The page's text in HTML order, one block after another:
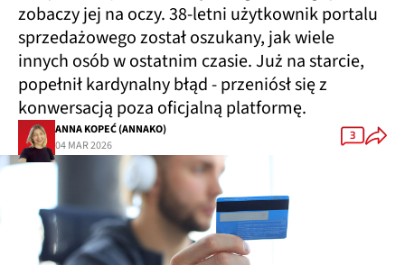
zobaczy jej na oczy. 38-letni użytkownik portalu
sprzedażowego został oszukany, jak wiele
innych osób w ostatnim czasie. Już na starcie,
popełnił kardynalny błąd - przeniósł się z
konwersacją poza oficjalną platformę.
ANNA KOPEĆ (ANNAKO)
04 MAR 2026
3